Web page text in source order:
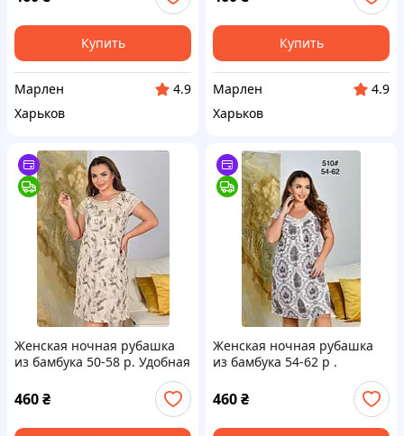
Купить
Марлен
4.9
Харьков
Купить
Марлен
4.9
Харьков
Женская ночная рубашка
из бамбука 50-58 р. Удобная
ночная рубашка большого
размера
460₴
Женская ночная рубашка
из бамбука 54-62 р .
Удобная ночная рубашка
большого размера
460₴